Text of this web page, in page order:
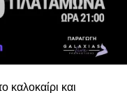
αποβλήτων σε
την
συστήματα
καλοκαίρι και